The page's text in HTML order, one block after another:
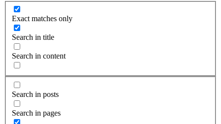
Exact matches only
Search in title
Search in content
Search in posts
Search in pages